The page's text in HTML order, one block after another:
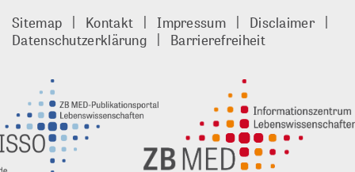
Gold
footer
DE
Sitemap Kontakt Impressum
Disclaimer
Datenschutzerklärung
Barrierefreiheit